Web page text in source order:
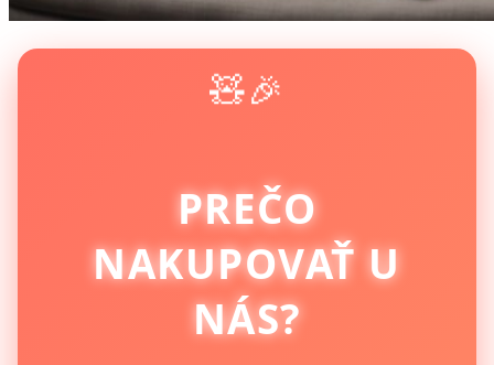
🧸🎉
PREČO
NAKUPOVAŤ U
NÁS?